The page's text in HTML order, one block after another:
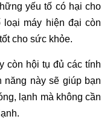
yếu tố có hại cho
máy hiện đại còn
cho sức khỏe.
còn hội tụ đủ các tính
này sẽ giúp bạn
lạnh mà không cần